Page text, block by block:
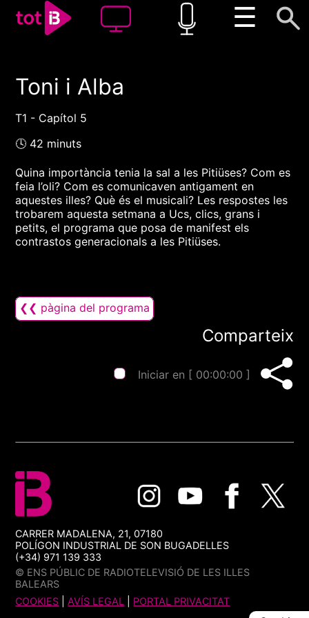
☰
00:00 00:00
Toni i Alba
T1 - Capítol 5
🕓 42 minuts
Quina importància tenia la sal a les Pitiüses? Com es
feia l’oli? Com es comunicaven antigament en
aquestes illes? Què és el musicali? Les respostes les
trobarem aquesta setmana a Ucs, clics, grans i
petits, el programa que posa de manifest els
contrastos generacionals a les Pitiüses.
❮❮ pàgina del programa
Comparteix
Iniciar en [ 00:00:00 ]
CARRER MADALENA, 21, 07180
POLÍGON INDUSTRIAL DE SON BUGADELLES
(+34) 971 139 333
© ENS PÚBLIC DE RADIOTELEVISIÓ DE LES ILLES
BALEARS
COOKIES |AVÍS LEGAL PORTAL PRIVACITAT